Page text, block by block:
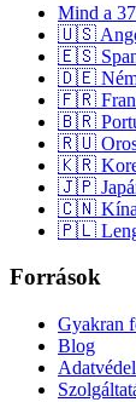
Mind a
🇺🇸
🇪🇸
🇩🇪
🇫🇷
🇧🇷
🇷🇺
🇰🇷
🇯🇵
🇨🇳
🇵🇱
Források
Gyakran
Blog